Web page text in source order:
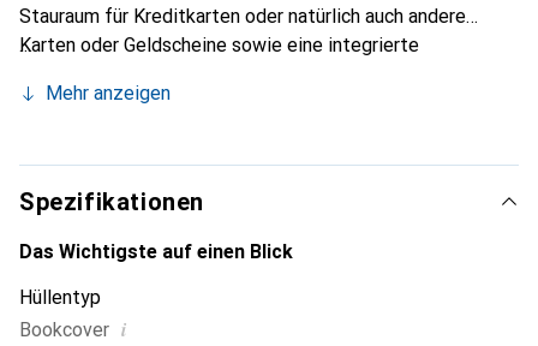
Stauraum für Kreditkarten oder natürlich auch andere
Karten oder Geldscheine sowie eine integrierte
aufstellen und zum Beispiel bequem Videos anschauen.
in rot deinem Smartphone einen klassischen Lederlook.
Dank des Magnetverschlusses bietet diese Blade V30
Hülle in jeder Situation Schutz für dein Blade V30.
Trotzdem sind sämtliche Funktionen deines Smartphones
geschlossener Handyhülle problemlos telefonieren.
Mehr anzeigen
Spezifikationen
Das Wichtigste auf einen Blick
Hüllentyp
Bookcover i